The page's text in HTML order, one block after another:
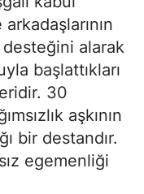
desteğini alarak
başlattıkları
30
aşkının
bir destandır.
egemenliği